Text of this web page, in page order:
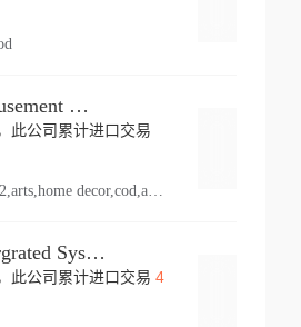
Knoebels Amusement Resort
此公司累计进口交易
vehicle,pl 2,arts,home decor,cod,amusement ride,sea
Duetto Intergrgrated Systems Inc.
此公司累计进口交易 4